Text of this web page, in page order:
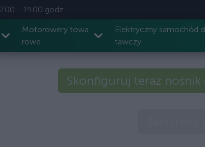
- 19.00 godz.
Motorowery towa
rowe
Elektryczny samochód
tawczy
Skonfiguruj teraz nośnik